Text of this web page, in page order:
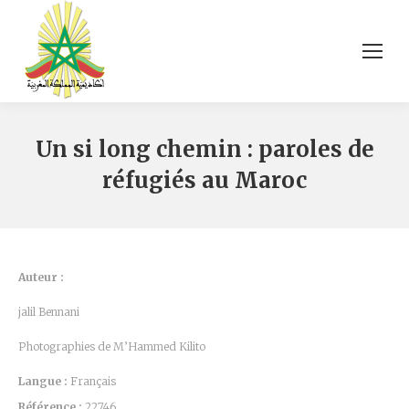
Un si long chemin : paroles de
réfugiés au Maroc
Auteur :
jalil Bennani
Photographies de M’Hammed Kilito
Langue : Français